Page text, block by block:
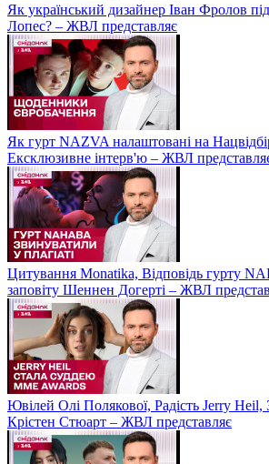
Як український дизайнер Іван Фролов
Лопес? – ЖВЛ представляє
Як гурт NAZVA налаштовані на
Ексклюзивне інтерв'ю – ЖВЛ
Цитування Monatikа, Відповідь гурту
заповіту Шеннен Догерті – ЖВЛ
Ювілей Олі Полякової, Радість Jerry Heil,
Крістен Стюарт – ЖВЛ представляє